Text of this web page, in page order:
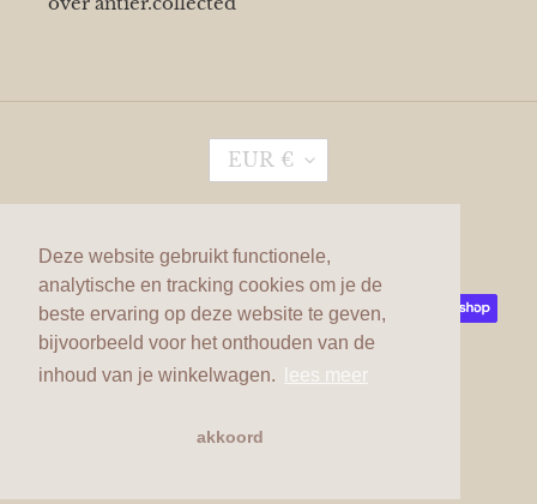
Deze website gebruikt functionele,
analytische en tracking cookies om je de
beste ervaring op deze website te geven,
bijvoorbeeld voor het onthouden van de
inhoud van je winkelwagen.
lees meer
akkoord
V
L
U
EUR €
Betaalmethoden
© 2026,antier.collected